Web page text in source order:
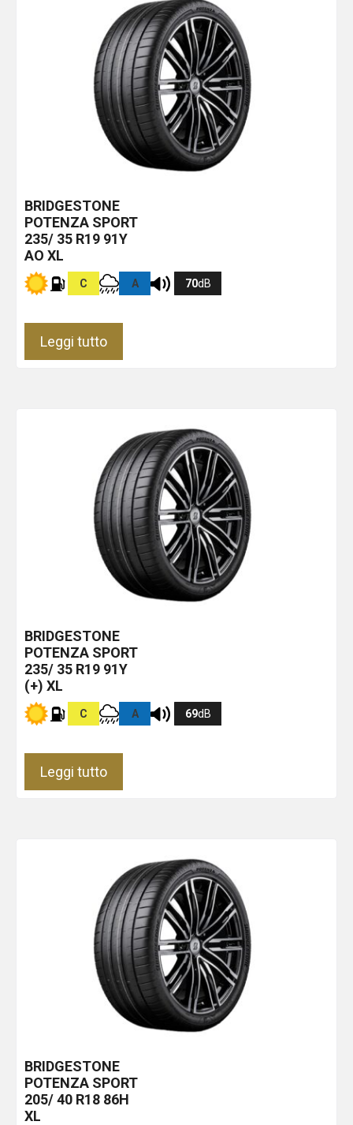
BRIDGESTONE
POTENZA SPORT
235/ 35 R19 91Y
AO XL
C A 70dB
Leggi tutto
BRIDGESTONE
POTENZA SPORT
235/ 35 R19 91Y
(+) XL
C A 69dB
Leggi tutto
BRIDGESTONE
POTENZA SPORT
205/ 40 R18 86H
XL